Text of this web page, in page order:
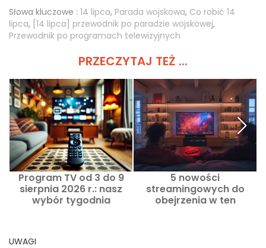
Słowa kluczowe : 14 lipca, Parada wojskowa, Co robić 14
lipca, [14 lipca] przewodnik po paradzie wojskowej,
Przewodnik po programach telewizyjnych
PRZECZYTAJ TEŻ ...
Program TV od 3 do 9
sierpnia 2026 r.: nasz
wybór tygodnia
5 nowości
streamingowych do
obejrzenia w ten
UWAGI